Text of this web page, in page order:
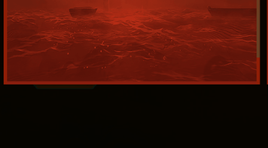
Lượt hái lộc hiện có:0 Số lộc đã hái:0